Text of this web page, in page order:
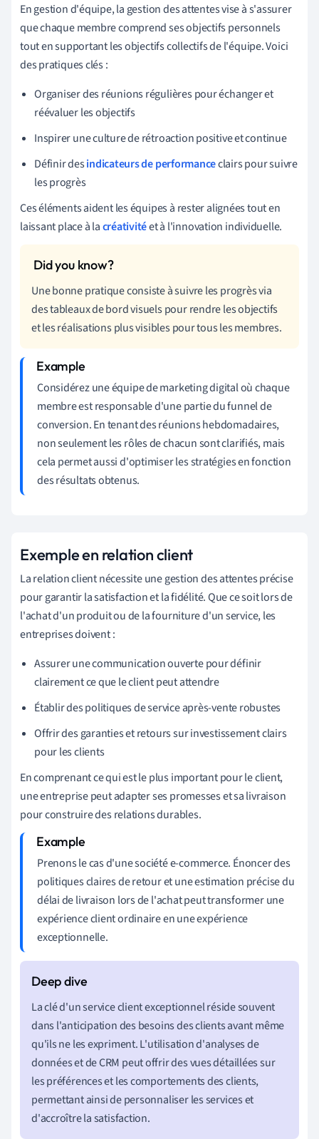
En gestion d'équipe, la gestion des attentes vise à s'assurer
que chaque membre comprend ses objectifs personnels
tout en supportant les objectifs collectifs de l'équipe. Voici
des pratiques clés :
Organiser des réunions régulières pour échanger et
réévaluer les objectifs
Inspirer une culture de rétroaction positive et continue
Définir desindicateurs de performanceclairs pour suivre
les progrès
Ces éléments aident les équipes à rester alignées tout en
laissant place à lacréativitéet à l'innovation individuelle.
Une bonne pratique consiste à suivre les progrès via
des tableaux de bord visuels pour rendre les objectifs
et les réalisations plus visibles pour tous les membres.
Considérez une équipe de marketing digital où chaque
membre est responsable d'une partie du funnel de
conversion. En tenant des réunions hebdomadaires,
non seulement les rôles de chacun sont clarifiés, mais
cela permet aussi d'optimiser les stratégies en fonction
des résultats obtenus.
Exemple en relation client
La relation client nécessite une gestion des attentes précise
pour garantir la satisfaction et la fidélité. Que ce soit lors de
l'achat d'un produit ou de la fourniture d'un service, les
entreprises doivent :
Assurer une communication ouverte pour définir
clairement ce que le client peut attendre
Établir des politiques de service après-vente robustes
Offrir des garanties et retours sur investissement clairs
pour les clients
En comprenant ce qui est le plus important pour le client,
une entreprise peut adapter ses promesses et sa livraison
pour construire des relations durables.
Prenons le cas d'une société e-commerce. Énoncer des
politiques claires de retour et une estimation précise du
délai de livraison lors de l'achat peut transformer une
expérience client ordinaire en une expérience
exceptionnelle.
La clé d'un service client exceptionnel réside souvent
dans l'anticipation des besoins des clients avant même
qu'ils ne les expriment. L'utilisation d'analyses de
données et de CRM peut offrir des vues détaillées sur
les préférences et les comportements des clients,
permettant ainsi de personnaliser les services et
d'accroître la satisfaction.